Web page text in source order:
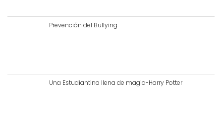
Prevención del Bullying
Una Estudiantina llena de magia-Harry Potter